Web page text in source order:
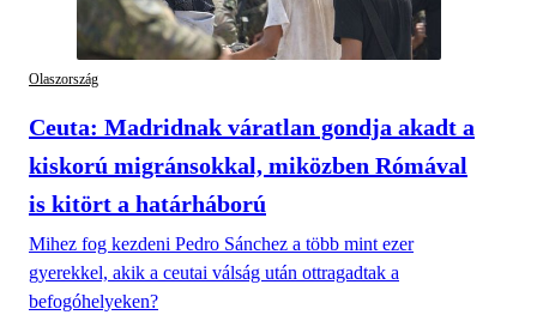
Olaszország
Ceuta: Madridnak váratlan gondja akadt a
kiskorú migránsokkal, miközben Rómával
is kitört a határháború
Mihez fog kezdeni Pedro Sánchez a több mint ezer
gyerekkel, akik a ceutai válság után ottragadtak a
befogóhelyeken?